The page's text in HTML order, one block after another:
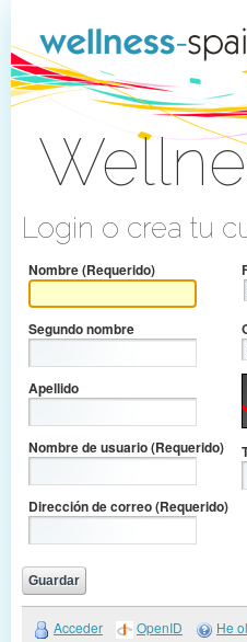
Login o crea tu
Nombre(Requerido)
Segundo nombre
Apellido
Nombre de usuario(Requerido)
Dirección de correo(Requerido)
Acceder OpenID He